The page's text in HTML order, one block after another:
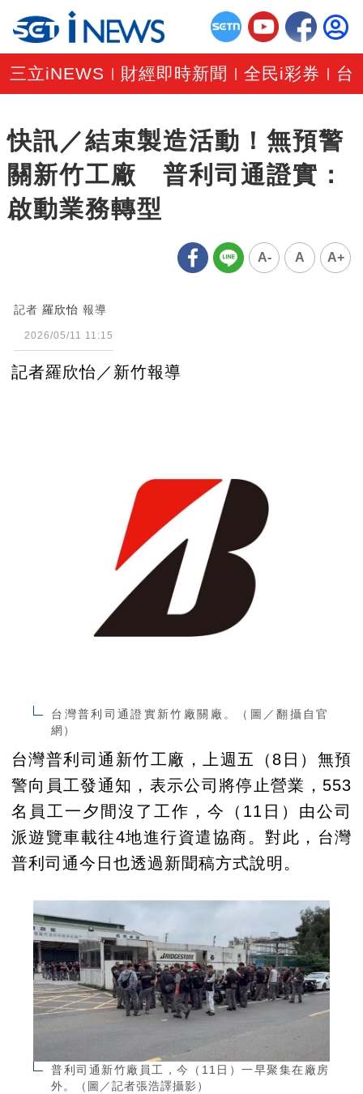
三立iNEWS 財經即時新聞 |全民i彩券 台
快訊／結束製造活動！無預警
關新竹工廠 普利司通證實：
啟動業務轉型
A- A A+
記者 羅欣怡 報導
2026/05/11 11:15
記者羅欣怡／新竹報導
台灣普利司通證實新竹廠關廠。（圖／翻攝自官
網）
台灣普利司通新竹工廠，上週五（8日）無預
警向員工發通知，表示公司將停止營業，553
名員工一夕間沒了工作，今（11日）由公司
派遊覽車載往4地進行資遣協商。對此，台灣
普利司通今日也透過新聞稿方式說明。
普利司通新竹廠員工，今（11日）一早聚集在廠房
外。（圖／記者張浩譯攝影）